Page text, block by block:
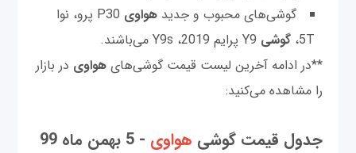
گوشی‌های محبوب و جدیدهواوی
P30 پرو، نوا
5T، گوشی Y9 پرایم 2019، Y9s می‌باشند.
**در ادامه آخرین لیست قیمت گوشی‌های هواوی در بازار
را مشاهده می‌کنید:
جدول قیمت گوشی هواوی - 5 بهمن ماه 99